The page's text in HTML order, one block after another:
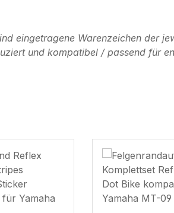
eingetragene Warenzeichen der
und kompatibel / passend für